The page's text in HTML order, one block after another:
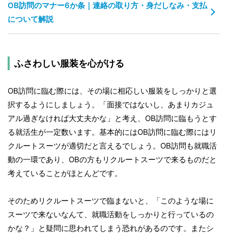
OB訪問のマナー6か条｜連絡の取り方・身だしなみ・支払
について解説
ふさわしい服装を心がける
OB訪問に臨む際には、その場に相応しい服装をしっかりと選
択するようにしましょう。「面接ではないし、あまりカジュ
アル過ぎなければ大丈夫かな」と考え、OB訪問に臨もうとす
る就活生が一定数います。基本的にはOB訪問に臨む際にはリ
クルートスーツが適切だと言えるでしょう。OB訪問も就職活
動の一環であり、OBの方もリクルートスーツで来るものだと
考えていることがほとんどです。
そのためリクルートスーツで臨まないと、「このような場に
スーツで来ないなんて、就職活動をしっかりと行っているの
かな？」と疑問に思われてしまう恐れがあるのです。またシ